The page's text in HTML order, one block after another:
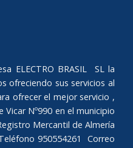
ELECTRO BRASIL SL la
ofreciendo sus servicios al
ofrecer el mejor servicio ,
Nº990 en el municipio
Mercantil de Almería
950554261 Correo